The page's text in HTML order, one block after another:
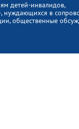
детей-инвалидов,
нуждающихся в
общественные